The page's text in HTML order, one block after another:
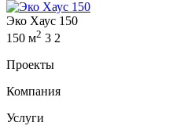
Эко Хаус 150
150 м2 3 2
Проекты
Компания
Услуги